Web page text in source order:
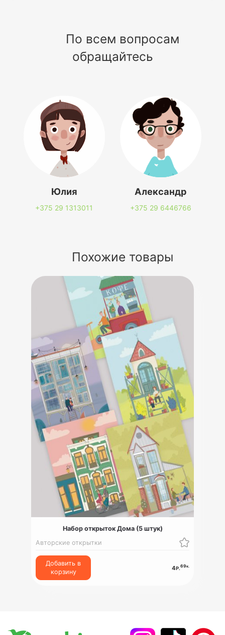
По всем вопросам
обращайтесь
Юлия
+375 29 1313011
Александр
+375 29 6446766
Похожие товары
Набор открыток Дома (5 штук)
Авторские открытки
Добавить в
корзину
4Р.69к.